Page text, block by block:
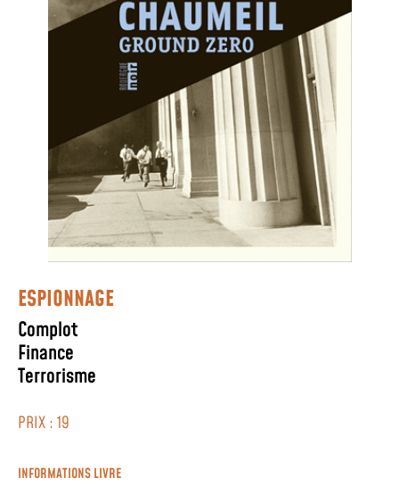
ESPIONNAGE
Complot
Finance
Terrorisme
PRIX : 19
INFORMATIONS LIVRE